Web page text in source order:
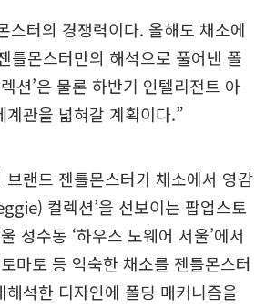
스터의 경쟁력이다. 올해도 채소에
틀몬스터만의 해석으로 풀어낸 폴
션’은 물론 하반기 인텔리전트 아
계관을 넓혀갈 계획이다.”
브랜드 젠틀몬스터가 채소에서 영감
컬렉션’을 선보이는 팝업스토
성수동 ‘하우스 노웨어 서울’에서
마토 등 익숙한 채소를 젠틀몬스터
해석한 디자인에 폴딩 매커니즘을